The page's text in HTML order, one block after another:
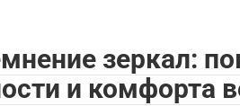
зеркал:
и комфорта